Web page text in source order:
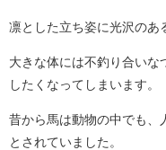
凛とした立ち姿に光沢のあ
大きな体には不釣り合いな
したくなってしまいます。
昔から馬は動物の中でも、
とされていました。